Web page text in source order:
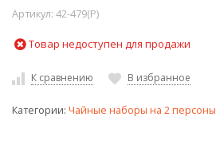
Артикул: 42-479(P)
Товар недоступен для продажи
К сравнению В избранное
Категории: Чайные наборы на 2 персоны